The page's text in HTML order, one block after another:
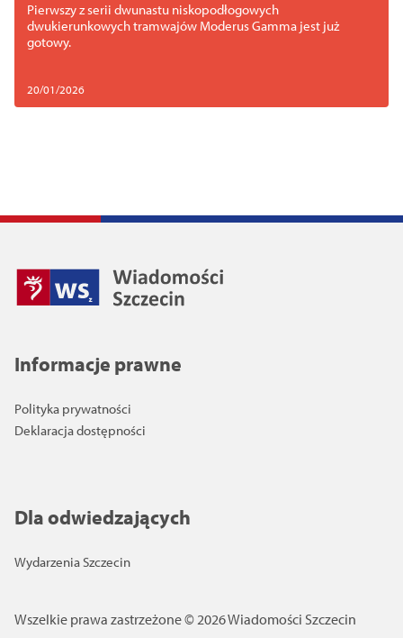
Pierwszy z serii dwunastu niskopodłogowych
dwukierunkowych tramwajów Moderus Gamma jest już
gotowy.
20/01/2026
Informacje prawne
Polityka prywatności
Deklaracja dostępności
Dla odwiedzających
Wydarzenia Szczecin
Wszelkie prawa zastrzeżone © 2026 Wiadomości Szczecin